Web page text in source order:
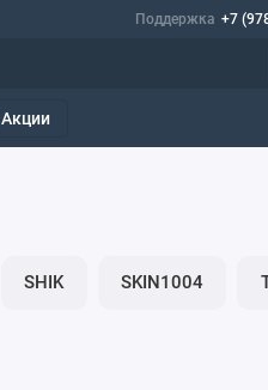
Поддержка +7
Акции
SHIK SKIN1004